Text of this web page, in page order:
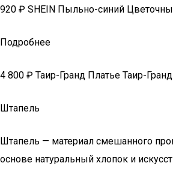
920 ₽ SHEIN Пыльно-синий
Подробнее
4 800 ₽ Таир-Гранд Платье Таир-
Штапель
Штапель — материал смешанного
основе натуральный хлопок и